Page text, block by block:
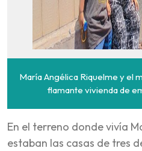
María Angélica Riquelme y el
flamante vivienda de
En el terreno donde vivía
estaban las casas de tres